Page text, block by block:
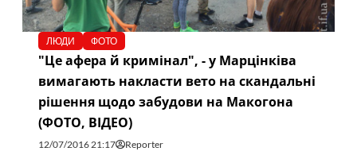
ЛЮДИ ФОТО
"Це афера й кримінал", - у Марцінківа
вимагають накласти вето на скандальні
рішення щодо забудови на Макогона
(ФОТО, ВІДЕО)
12/07/2016 21:17 Reporter